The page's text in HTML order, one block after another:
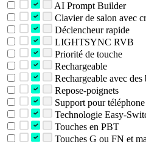
AI Prompt Builder
Clavier de salon avec
Déclencheur rapide
LIGHTSYNC RVB
Priorité de touche
Rechargeable
Rechargeable avec des
Repose-poignets
Support pour téléphone
Technologie Easy-
Touches en PBT
Touches G ou FN et